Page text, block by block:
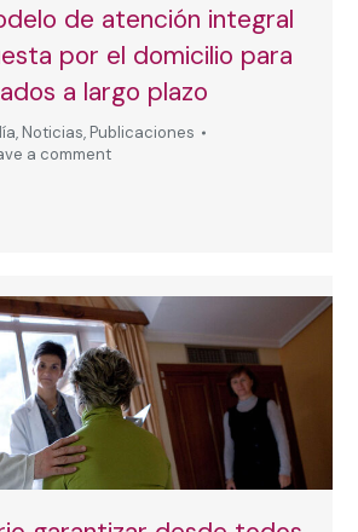
de atención integral
por el domicilio para
a largo plazo
, Noticias, Publicaciones
a comment